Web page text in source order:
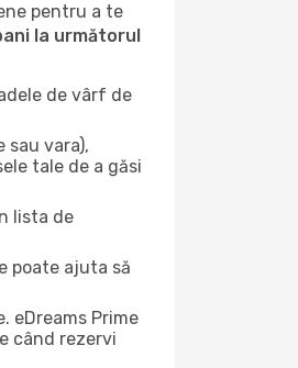
pentru a te
la următorul
de vârf de
sau vara),
tale de a găsi
lista de
poate ajuta să
eDreams Prime
când rezervi